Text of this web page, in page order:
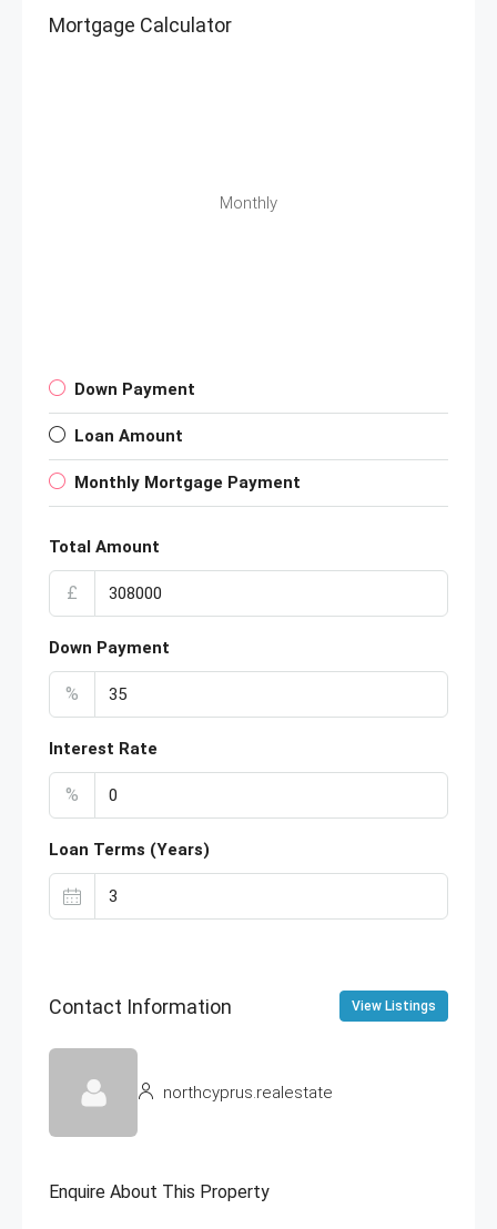
Mortgage Calculator
Monthly
Down Payment
Loan Amount
Monthly Mortgage Payment
Total Amount
£
Down Payment
%
Interest Rate
%
Loan Terms (Years)
Contact Information View Listings
northcyprus.realestate
Enquire About This Property